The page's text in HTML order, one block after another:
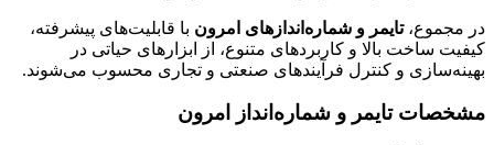
در مجموع،تایمر و شماره‌اندازهای امرون با قابلیت‌های پیشرفته،
کیفیت ساخت بالا و کاربردهای متنوع، از ابزارهای حیاتی در
بهینه‌سازی و کنترل فرآیندهای صنعتی و تجاری محسوب می‌شوند.
مشخصات تایمر و شماره‌انداز امرون